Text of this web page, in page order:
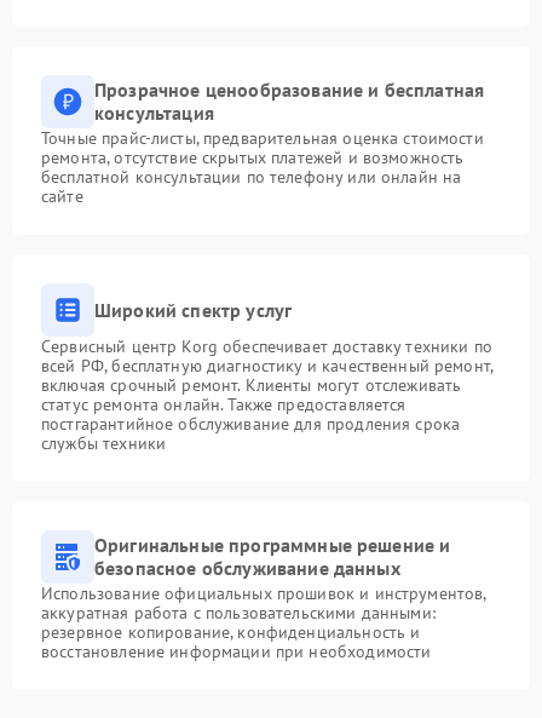
Прозрачное ценообразование и бесплатная
консультация
Точные прайс-листы, предварительная оценка стоимости
ремонта, отсутствие скрытых платежей и возможность
бесплатной консультации по телефону или онлайн на
сайте
Широкий спектр услуг
Сервисный центр Korg обеспечивает доставку техники по
всей РФ, бесплатную диагностику и качественный ремонт,
включая срочный ремонт. Клиенты могут отслеживать
статус ремонта онлайн. Также предоставляется
постгарантийное обслуживание для продления срока
службы техники
Оригинальные программные решение и
безопасное обслуживание данных
Использование официальных прошивок и инструментов,
аккуратная работа с пользовательскими данными:
резервное копирование, конфиденциальность и
восстановление информации при необходимости